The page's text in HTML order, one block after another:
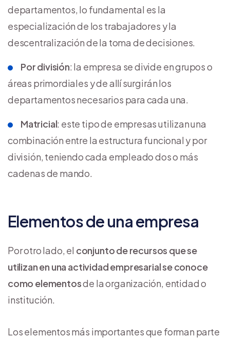
departamentos, lo fundamental es la
especialización de los trabajadores y la
descentralización de la toma de decisiones.
Por división: la empresa se divide en grupos o
áreas primordiales y de allí surgirán los
departamentos necesarios para cada una.
Matricial: este tipo de empresas utilizan una
combinación entre la estructura funcional y por
división, teniendo cada empleado dos o más
cadenas de mando.
Elementos de una empresa
Por otro lado, el conjunto de recursos que se
utilizan en una actividad empresarial se conoce
como elementosde la organización, entidad o
institución.
Los elementos más importantes que forman parte